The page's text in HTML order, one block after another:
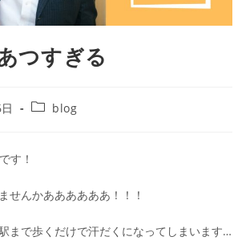
つすぎる
blog
す！
せんかああああああ！！！
まで歩くだけで汗だくになってしまいます…